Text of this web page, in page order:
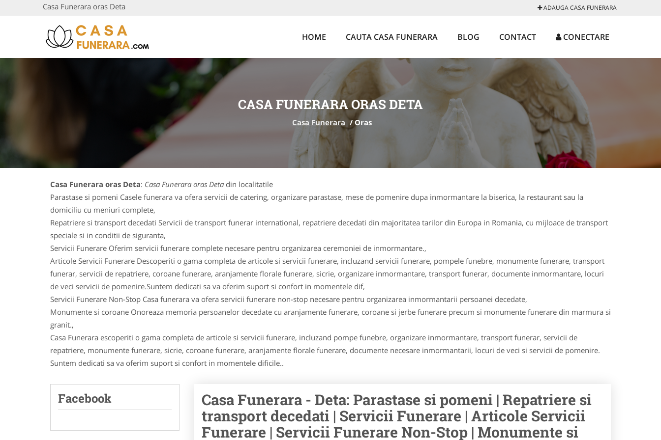
Casa Funerara oras Deta ADAUGA CASA FUNERARA
HOME CAUTA CASA FUNERARA BLOG CONTACT CONECTARE
CASA FUNERARA ORAS DETA
Casa Funerara /Oras
Casa Funerara oras Deta: Casa Funerara oras Deta din localitatile
Parastase si pomeni Casele funerara va ofera servicii de catering, organizare parastase, mese de pomenire dupa inmormantare la biserica, la restaurant sau la
domiciliu cu meniuri complete,
Repatriere si transport decedati Servicii de transport funerar international, repatriere decedati din majoritatea tarilor din Europa in Romania, cu mijloace de transport
speciale si in conditii de siguranta,
Servicii Funerare Oferim servicii funerare complete necesare pentru organizarea ceremoniei de inmormantare.,
Articole Servicii Funerare Descoperiti o gama completa de articole si servicii funerare, incluzand servicii funerare, pompele funebre, monumente funerare, transport
funerar, servicii de repatriere, coroane funerare, aranjamente florale funerare, sicrie, organizare inmormantare, transport funerar, documente inmormantare, locuri
de veci servicii de pomenire.Suntem dedicati sa va oferim suport si confort in momentele dif,
Servicii Funerare Non-Stop Casa funerara va ofera servicii funerare non-stop necesare pentru organizarea inmormantarii persoanei decedate,
Monumente si coroane Onoreaza memoria persoanelor decedate cu aranjamente funerare, coroane si jerbe funerare precum si monumente funerare din marmura si
granit.,
Casa Funerara escoperiti o gama completa de articole si servicii funerare, incluzand pompe funebre, organizare inmormantare, transport funerar, servicii de
repatriere, monumente funerare, sicrie, coroane funerare, aranjamente florale funerare, documente necesare inmormantarii, locuri de veci si servicii de pomenire.
Suntem dedicati sa va oferim suport si confort in momentele dificile..
Facebook
Casa Funerara - Deta: Parastase si pomeni | Repatriere si
transport decedati | Servicii Funerare | Articole Servicii
Funerare | Servicii Funerare Non-Stop | Monumente si